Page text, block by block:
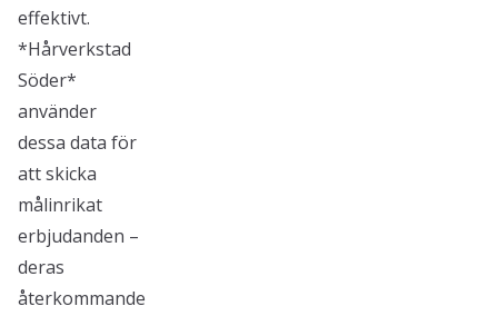
effektivt.
*Hårverkstad
Söder*
använder
dessa data för
att skicka
målinrikat
erbjudanden –
deras
återkommande